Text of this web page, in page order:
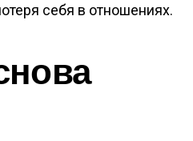
себя в отношениях.